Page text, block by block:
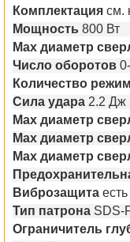
Комплектация см.
Мощность 800 Вт
Max диаметр
Число оборотов
Количество
Сила удара 2.2 Дж
Max диаметр
Мах диаметр
Мах диаметр
Виброзащита есть
Тип патрона SDS-
Ограничитель